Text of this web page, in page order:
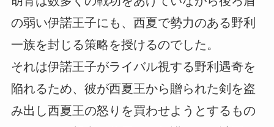
の弱い伊諾王子にも、西夏で勢力のある野利
一族を封じる策略を授けるのでした。
それは伊諾王子がライバル視する野利遇奇を
陥れるため、彼が西夏王から贈られた剣を盗
み出し西夏王の怒りを買わせようとするもの